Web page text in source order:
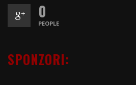
0
PEOPLE
SPONZORI: